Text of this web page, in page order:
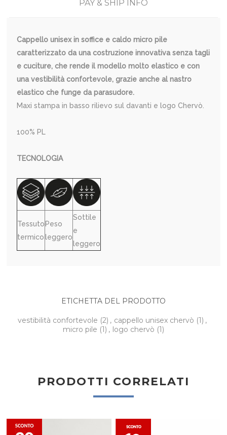
PAY & SHIP INFO
Cappello unisex in soffice e caldo micro pile
caratterizzato da una costruzione innovativa senza tagli
e cuciture, che rende il modello molto elastico e con
una vestibilità confortevole, grazie anche al nastro
elastico che funge da parasudore.
Maxi stampa in basso rilievo sul davanti e logo Chervò.
100% PL
TECNOLOGIA
Tessuto
termico
Peso
leggero
Sottile
e
leggero
ETICHETTA DEL PRODOTTO
vestibilità confortevole (2) , cappello unisex chervò (1) ,
micro pile (1) , logo chervò (1)
PRODOTTI CORRELATI